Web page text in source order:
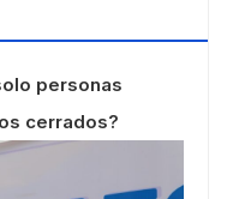
personas
cerrados?